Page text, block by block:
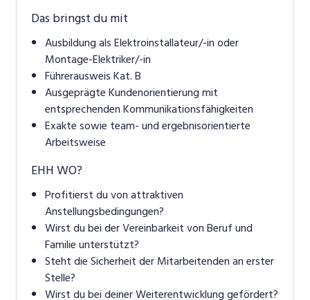
Das bringst du mit
Ausbildung als Elektroinstallateur/-in oder
Montage-Elektriker/-in
Führerausweis Kat. B
Ausgeprägte Kundenorientierung mit
entsprechenden Kommunikationsfähigkeiten
Exakte sowie team- und ergebnisorientierte
Arbeitsweise
EHH WO?
Profitierst du von attraktiven
Anstellungsbedingungen?
Wirst du bei der Vereinbarkeit von Beruf und
Familie unterstützt?
Steht die Sicherheit der Mitarbeitenden an erster
Stelle?
Wirst du bei deiner Weiterentwicklung gefördert?